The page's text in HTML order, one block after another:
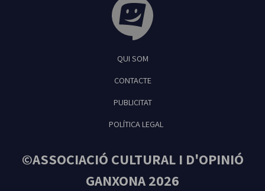
Feliu de Guíxols
QUI SOM
CONTACTE
PUBLICITAT
POLÍTICA LEGAL
©ASSOCIACIÓ CULTURAL I D'OPINIÓ
GANXONA 2026